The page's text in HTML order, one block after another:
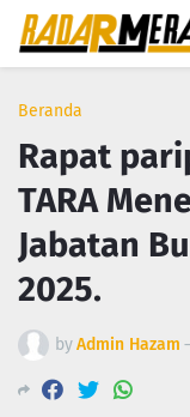
Beranda
Rapat
TARA
Jabatan
2025.
byAdmin Hazam